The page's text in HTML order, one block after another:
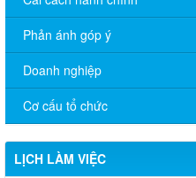
Phản ánh góp ý
Doanh nghiệp
Cơ cấu tổ chức
LỊCH LÀM VIỆC
Thông báo Lịch làm việc của
03/8/2026 đến ngày 07/8/2026)
Lịch tiếp công dân định kỳ
2026